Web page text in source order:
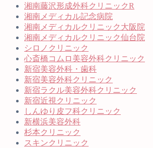
湘南藤沢形成外科クリニックR
湘南メディカル記念病院
湘南メディカルクリニック大阪院
湘南メディカルクリニック仙台院
シロノクリニック
心斎橋コムロ美容外科クリニック
新宿美容外科・歯科
新宿美容外科クリニック
新宿ラクル美容外科クリニック
新宿近視クリニック
しんゆり皮フ科クリニック
新横浜美容外科
杉本クリニック
スキンクリニック